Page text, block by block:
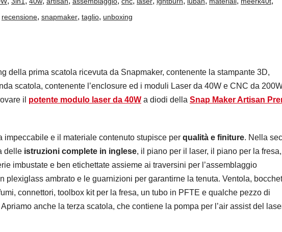
recensione, snapmaker, taglio, unboxing
della prima scatola ricevuta da Snapmaker, contenente la stampante 3D,
scatola, contenente l’enclosure ed i moduli Laser da 40W e CNC da
il potente modulo laser da 40W a diodi della Snap Maker Artisan
impeccabile e il materiale contenuto stupisce per qualità e finiture. Nella
delle istruzioni complete in inglese, il piano per il laser, il piano per la
imbustate e ben etichettate assieme ai traversini per l’assemblaggio
plexiglass ambrato e le guarnizioni per garantirne la tenuta. Ventola,
connettori, toolbox kit per la fresa, un tubo in PFTE e qualche pezzo di
anche la terza scatola, che contiene la pompa per l’air assist del